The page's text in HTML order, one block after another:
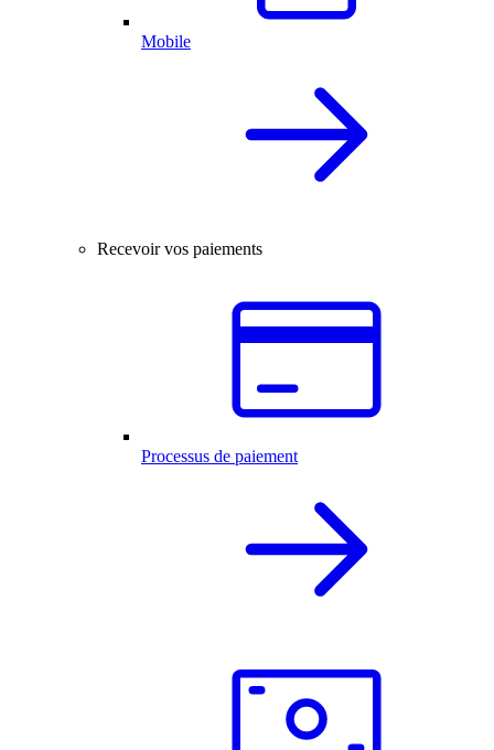
Mobile
Recevoir vos paiements
Processus de paiement